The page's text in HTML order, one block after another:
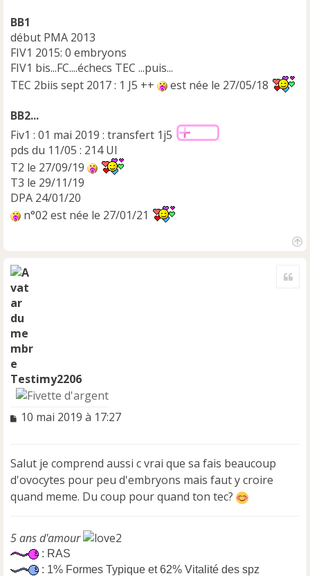
BB1
début PMA 2013
FIV1 2015: 0 embryons
FIV1 bis...FC....échecs TEC ...puis...
TEC 2biis sept 2017 : 1 J5 ++
est née le 27/05/18
BB2...
Fiv1 : 01 mai 2019 : transfert 1j5
pds du 11/05 : 214 UI
T2 le 27/09/19
T3 le 29/11/19
DPA 24/01/20
n°02 est née le 27/01/21
Testimy2206
M
a
g
e
n
u
10 mai 2019 à 17:27
Salut je comprend aussi c vrai que sa fais beaucoup
d'ovocytes pour peu d'embryons mais faut y croire
quand meme. Du coup pour quand ton tec?
5 ans d'amour
: RAS
: 1% Formes Typique et 62% Vitalité des spz